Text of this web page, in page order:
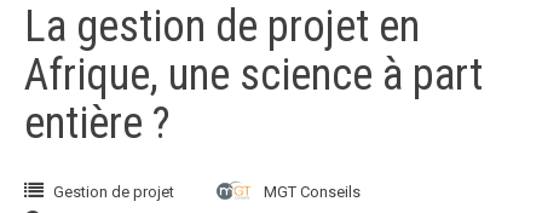
La gestion de projet en
Afrique, une science à part
entière ?
Gestion de projet
MGT Conseils